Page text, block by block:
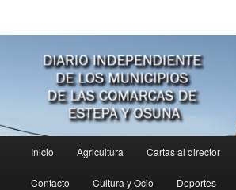
principal
Inicio Agricultura Cartas al director
Contacto Cultura y Ocio Deportes